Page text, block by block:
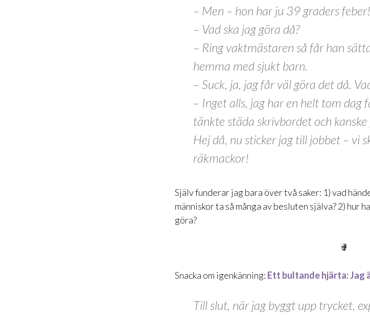
– Men – hon har ju 39 graders feber!
– Vad ska jag göra då?
– Ring vaktmästaren så får han
hemma med sjukt barn.
– Suck, ja, jag får väl göra det då.
– Inget alls, jag har en helt tom dag
tänkte städa skrivbordet och
Hej då, nu sticker jag till jobbet – vi
räkmackor!
Själv funderar jag bara över två saker: 1) vad
människor ta så många av besluten själva? 2) hur
göra?
Snacka om igenkänning: Ett bultande hjärta: Jag
Till slut, när jag byggt upp trycket,